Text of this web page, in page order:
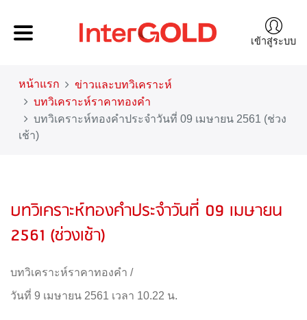
เข้าสู่ระบบ
หน้าแรก
ข่าวและบทวิเคราะห์
บทวิเคราะห์ราคาทองคำ
บทวิเคราะห์ทองคำประจำวันที่ 09 เมษายน 2561 (ช่วง
เช้า)
บทวิเคราะห์ทองคำประจำวันที่ 09 เมษายน
2561 (ช่วงเช้า)
บทวิเคราะห์ราคาทองคำ /
วันที่ 9 เมษายน 2561 เวลา 10.22 น.